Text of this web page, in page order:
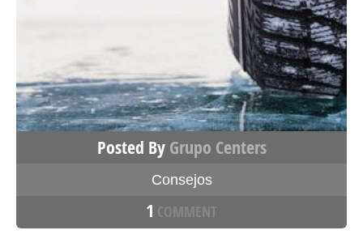
Posted By Grupo Centers
Consejos
1 COMMENT